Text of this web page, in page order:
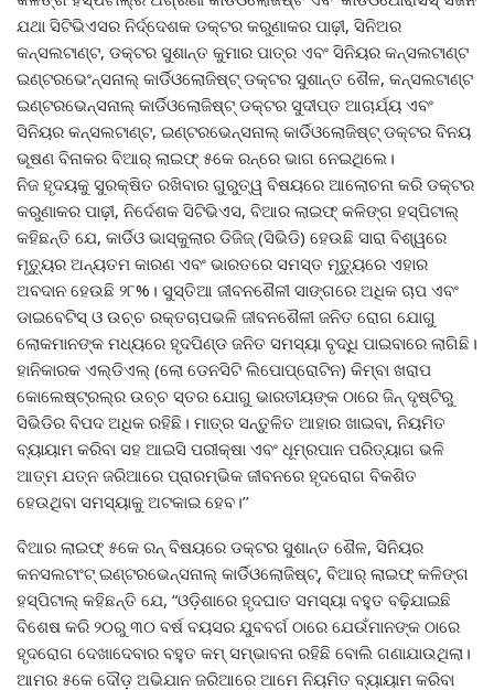
ଯଥା ସିଟିଭିଏସର ନିର୍ଦ୍ଦେଶକ ଡକ୍ଟର କରୁଣାକର ପାଢ଼ୀ, ସିନିଅର
କନ୍ସଲଟାଣ୍ଟ, ଡକ୍ଟର ସୁଶାନ୍ତ କୁମାର ପାତ୍ର ଏବଂ ସିନିୟର କନ୍ସଲଟାଣ୍ଟ
ଇଣ୍ଟରଭେଂନ୍ସନାଲ୍ କାର୍ଡିଓଲୋଜିଷ୍ଟ୍ ଡକ୍ଟର ସୁଶାନ୍ତ ଶୈଳ, କନ୍ସଲଟାଣ୍ଟ
ଇଣ୍ଟରଭେନ୍ସନାଲ୍ କାର୍ଡିଓଲୋଜିଷ୍ଟ୍ ଡକ୍ଟର ସୁଦୀପ୍ତ ଆଚାର୍ଯ୍ୟ ଏବଂ
ସିନିୟର କନ୍ସଲଟାଣ୍ଟ, ଇଣ୍ଟରଭେନ୍ସନାଲ୍ କାର୍ଡିଓଲୋଜିଷ୍ଟ୍ ଡକ୍ଟର ବିନୟ
ଭୂଷଣ ବିନାକର ବିଆର୍ ଲାଇଫ୍ ୫କେ ରନ୍ରେ ଭାଗ ନେଇଥିଲେ।
ନିଜ ହୃଦୟକୁ ସୁରକ୍ଷିତ ରଖିବାର ଗୁରୁତ୍ୱ ବିଷୟରେ ଆଲୋଚନା କରି ଡକ୍ଟର
କରୁଣାକର ପାଢ଼ୀ, ନିର୍ଦେଶକ ସିଟିଭିଏସ, ବିଆର ଲାଇଫ୍ କଳିଙ୍ଗ ହସ୍ପିଟାଲ୍
କହିଛନ୍ତି ଯେ, କାର୍ଡିଓ ଭାସ୍କୁଲାର ଡିଜିଜ୍ (ସିଭିଡି) ହେଉଛି ସାରା ବିଶ୍ୱରେ
ମୃତ୍ୟୁର ଅନ୍ୟତମ କାରଣ ଏବଂ ଭାରତରେ ସମସ୍ତ ମୃତ୍ୟୁରେ ଏହାର
ଅବଦାନ ହେଉଛି ୨୮%। ସୁସ୍ତିଆ ଜୀବନଶୈଳୀ ସାଙ୍ଗରେ ଅଧିକ ଚାପ ଏବଂ
ଡାଇବେଟିସ୍ ଓ ଉଚ୍ଚ ରକ୍ତଚାପଭଳି ଜୀବନଶୈଳୀ ଜନିତ ରୋଗ ଯୋଗୁ
ଲୋକମାନଙ୍କ ମଧ୍ୟରେ ହୃଦପିଣ୍ଡ ଜନିତ ସମସ୍ୟା ବୃଦ୍ଧି ପାଇବାରେ ଲାଗିଛି।
ହାନିକାରକ ଏଲ୍ଡିଏଲ୍ (ଲୋ ଡେନସିଟି ଲିପୋପ୍ରୋଟିନ) କିମ୍ବା ଖରାପ
କୋଲେଷ୍ଟ୍ରଲ୍ର ଉଚ୍ଚ ସ୍ତର ଯୋଗୁ ଭାରତୀୟଙ୍କ ଠାରେ ଜିନ୍ ଦୃଷ୍ଟିରୁ
ସିଭିଡିର ବିପଦ ଅଧିକ ରହିଛି। ମାତ୍ର ସନ୍ତୁଳିତ ଆହାର ଖାଇବା, ନିୟମିତ
ବ୍ୟାୟାମ କରିବା ସହ ଆଇସି ପରୀକ୍ଷା ଏବଂ ଧୂମ୍ରପାନ ପରିତ୍ୟାଗ ଭଳି
ଆତ୍ମ ଯତ୍ନ ଜରିଆରେ ପ୍ରାରମ୍ଭିକ ଜୀବନରେ ହୃଦରୋଗ ବିକଶିତ
ହେଉଥିବା ସମସ୍ୟାକୁ ଅଟକାଇ ହେବ।’’
ବିଆର ଲାଇଫ୍ ୫କେ ରନ୍ ବିଷୟରେ ଡକ୍ଟର ସୁଶାନ୍ତ ଶୈଳ, ସିନିୟର
କନସଲଟାଂଟ୍ ଇଣ୍ଟରଭେନ୍ସନାଲ୍ କାର୍ଡିଓଲୋଜିଷ୍ଟ୍, ବିଆର୍ ଲାଇଫ୍ କଳିଙ୍ଗ
ହସ୍ପିଟାଲ୍ କହିଛନ୍ତି ଯେ, “ଓଡ଼ିଶାରେ ହୃଦଘାତ ସମସ୍ୟା ବହୁତ ବଢ଼ିଯାଇଛି
ବିଶେଷ କରି ୨୦ରୁ ୩୦ ବର୍ଷ ବୟସର ଯୁବବର୍ଗ ଠାରେ ଯେଉଁମାନଙ୍କ ଠାରେ
ହୃଦରୋଗ ଦେଖାଦେବାର ବହୁତ କମ୍ ସମ୍ଭାବନା ରହିଛି ବୋଲି ଗଣାଯାଉଥିଲା।
ଆମର ୫କେ ଦୌଡ଼ ଅଭିଯାନ ଜରିଆରେ ଆମେ ନିୟମିତ ବ୍ୟାୟାମ କରିବା